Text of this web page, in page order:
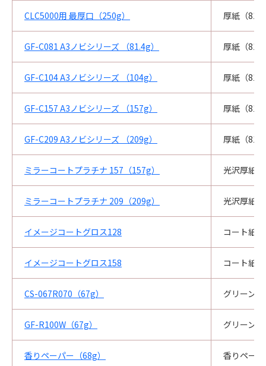
CLC5000用 最厚口（250g） 厚紙（
GF-C081 A3ノビシリーズ （81.4g） 厚紙（
GF-C104 A3ノビシリーズ （104g） 厚紙（
GF-C157 A3ノビシリーズ （157g） 厚紙（
GF-C209 A3ノビシリーズ （209g） 厚紙（
ミラーコートプラチナ 157（157g） 光沢厚紙
ミラーコートプラチナ 209（209g） 光沢厚紙
イメージコートグロス128 コート紙
イメージコートグロス158 コート紙
CS-067R070（67g） グリーン
GF-R100W（67g） グリーン
香りペーパー（68g） 香りペー